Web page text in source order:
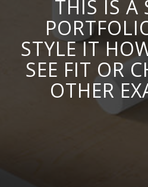
THIS IS A
STYLE IT
SEE FIT OR
OTHER